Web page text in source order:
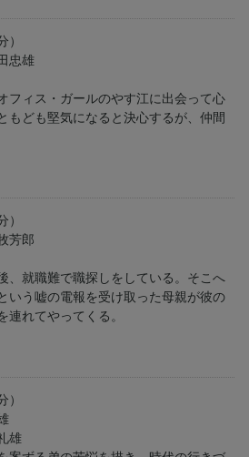
）
忠雄
フィス・ガールのやす江に出会って心
もども堅気になると決心するが、仲間
）
芳郎
、就職難で職探しをしている。そこへ
いう嘘の電報を受け取った母親が彼の
連れてやってくる。
）
雄